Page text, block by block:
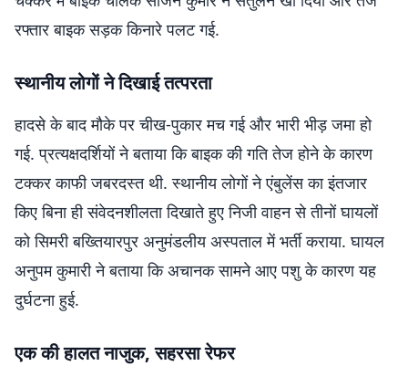
रफ्तार बाइक सड़क किनारे पलट गई.
स्थानीय लोगों ने दिखाई तत्परता
हादसे के बाद मौके पर चीख-पुकार मच गई और भारी भीड़ जमा हो
गई. प्रत्यक्षदर्शियों ने बताया कि बाइक की गति तेज होने के कारण
टक्कर काफी जबरदस्त थी. स्थानीय लोगों ने एंबुलेंस का इंतजार
किए बिना ही संवेदनशीलता दिखाते हुए निजी वाहन से तीनों घायलों
को सिमरी बख्तियारपुर अनुमंडलीय अस्पताल में भर्ती कराया. घायल
अनुपम कुमारी ने बताया कि अचानक सामने आए पशु के कारण यह
दुर्घटना हुई.
एक की हालत नाजुक, सहरसा रेफर